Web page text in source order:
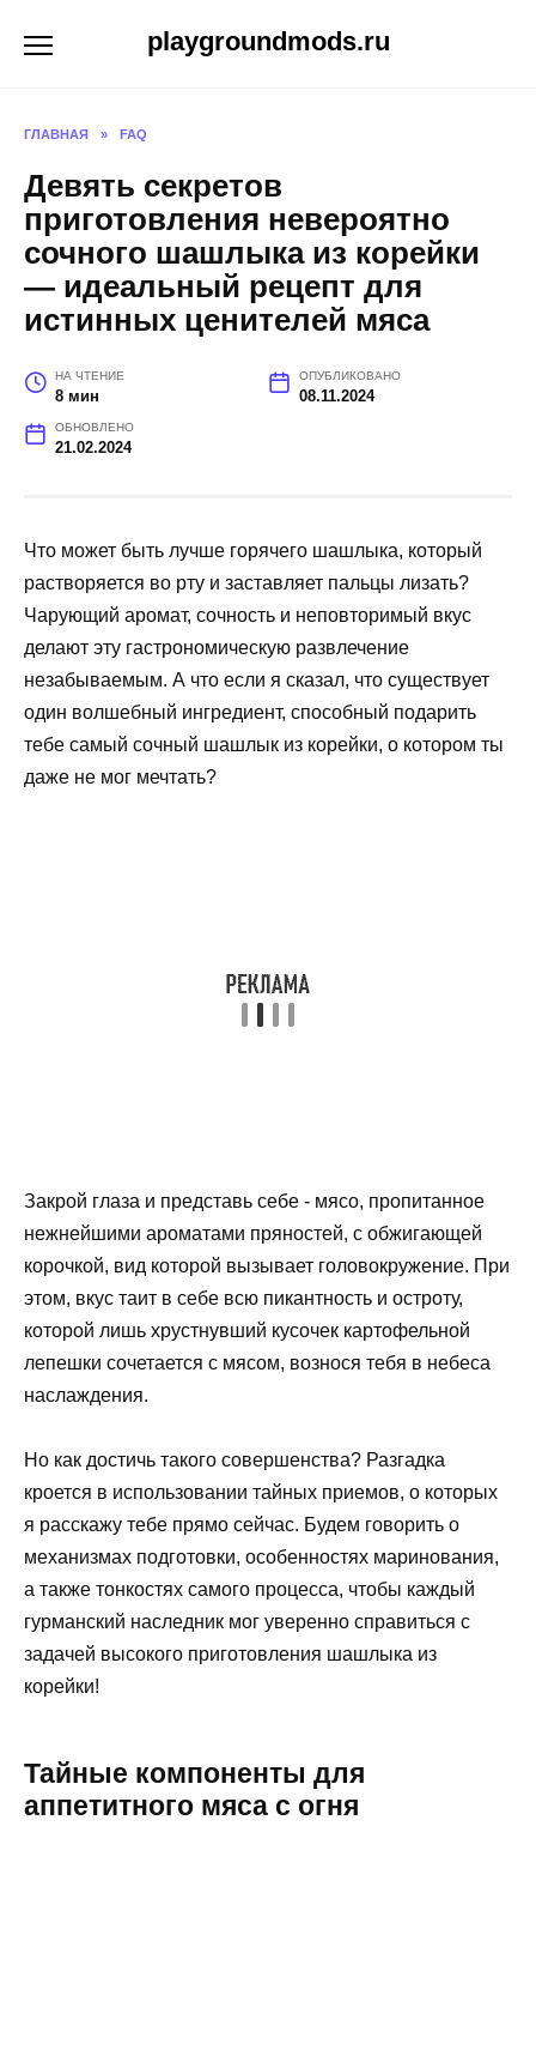
playgroundmods.ru
ГЛАВНАЯ » FAQ
Девять секретов
приготовления невероятно
сочного шашлыка из корейки
— идеальный рецепт для
истинных ценителей мяса
НА ЧТЕНИЕ
8 мин
ОПУБЛИКОВАНО
08.11.2024
ОБНОВЛЕНО
21.02.2024
Что может быть лучше горячего шашлыка, который
растворяется во рту и заставляет пальцы лизать?
Чарующий аромат, сочность и неповторимый вкус
делают эту гастрономическую развлечение
незабываемым. А что если я сказал, что существует
один волшебный ингредиент, способный подарить
тебе самый сочный шашлык из корейки, о котором ты
даже не мог мечтать?
Закрой глаза и представь себе - мясо, пропитанное
нежнейшими ароматами пряностей, с обжигающей
корочкой, вид которой вызывает головокружение. При
этом, вкус таит в себе всю пикантность и остроту,
которой лишь хрустнувший кусочек картофельной
лепешки сочетается с мясом, вознося тебя в небеса
наслаждения.
Но как достичь такого совершенства? Разгадка
кроется в использовании тайных приемов, о которых
я расскажу тебе прямо сейчас. Будем говорить о
механизмах подготовки, особенностях маринования,
а также тонкостях самого процесса, чтобы каждый
гурманский наследник мог уверенно справиться с
задачей высокого приготовления шашлыка из
корейки!
Тайные компоненты для
аппетитного мяса с огня